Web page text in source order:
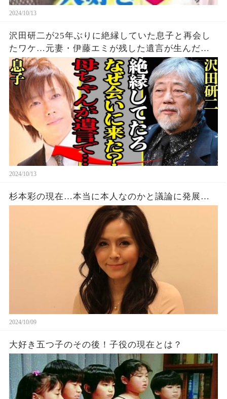
2024/10/13
沢田研二が25年ぶりに絶縁していた息子と再会し
たワケ…元妻・伊藤エミが残した遺言が生んだ奇
跡に涙が止まらない…！ジュリーの現在の体の様
子に驚きを隠せない！
2024/10/13
杉本彩の現在…本当に本人なのかと議論に発展…
2024/10/09
大好き五つ子のその後！子役の現在とは？